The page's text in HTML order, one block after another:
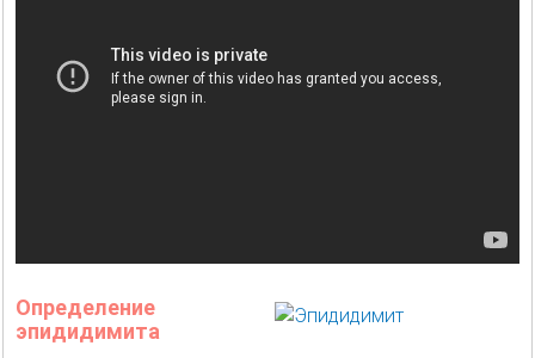
Определение
эпидидимита